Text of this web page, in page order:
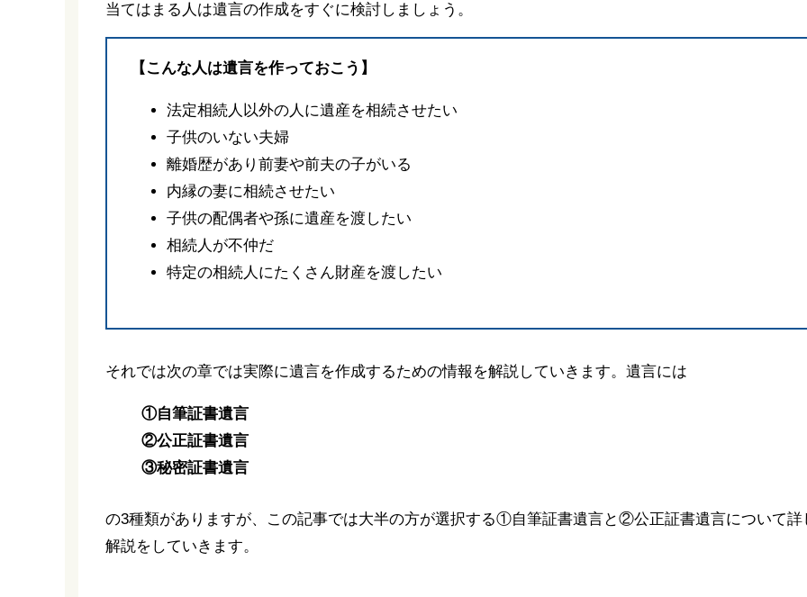
当てはまる人は遺言の作成をすぐに検討しましょう。
【こんな人は遺言を作っておこう】
法定相続人以外の人に遺産を相続させたい
子供のいない夫婦
離婚歴があり前妻や前夫の子がいる
内縁の妻に相続させたい
子供の配偶者や孫に遺産を渡したい
相続人が不仲だ
特定の相続人にたくさん財産を渡したい
それでは次の章では実際に遺言を作成するための情報を解説していきます。遺言には
①自筆証書遺言
②公正証書遺言
③秘密証書遺言
の3種類がありますが、この記事では大半の方が選択する①自筆証書遺言と②公正証書遺言について詳
解説をしていきます。